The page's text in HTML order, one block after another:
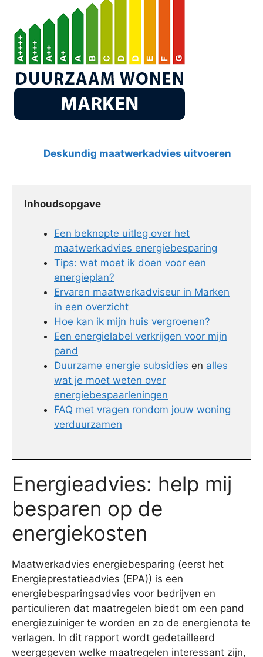
Deskundig maatwerkadvies uitvoeren
Inhoudsopgave
Een beknopte uitleg over het
maatwerkadvies energiebesparing
Tips: wat moet ik doen voor een
energieplan?
Ervaren maatwerkadviseur in Marken
in een overzicht
Hoe kan ik mijn huis vergroenen?
Een energielabel verkrijgen voor mijn
pand
Duurzame energie subsidies en alles
wat je moet weten over
energiebespaarleningen
FAQ met vragen rondom jouw woning
verduurzamen
Energieadvies: help mij
besparen op de
energiekosten
Maatwerkadvies energiebesparing (eerst het
Energieprestatieadvies (EPA)) is een
energiebesparingsadvies voor bedrijven en
particulieren dat maatregelen biedt om een pand
energiezuiniger te worden en zo de energienota te
verlagen. In dit rapport wordt gedetailleerd
weergegeven welke maatregelen interessant zijn,